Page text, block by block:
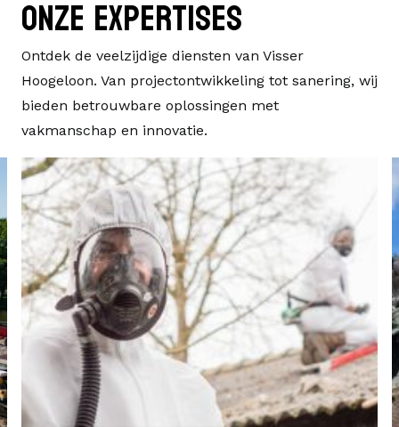
Onze expertises
Ontdek de veelzijdige diensten van Visser
Hoogeloon. Van projectontwikkeling tot sanering, wij
bieden betrouwbare oplossingen met
vakmanschap en innovatie.